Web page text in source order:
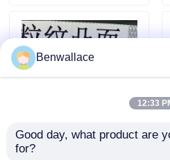
Contacte-nos
Notícias
Solicite um orçamento
AISI304 Folha em
Benwallace
12:33
Good day, what product are
for?